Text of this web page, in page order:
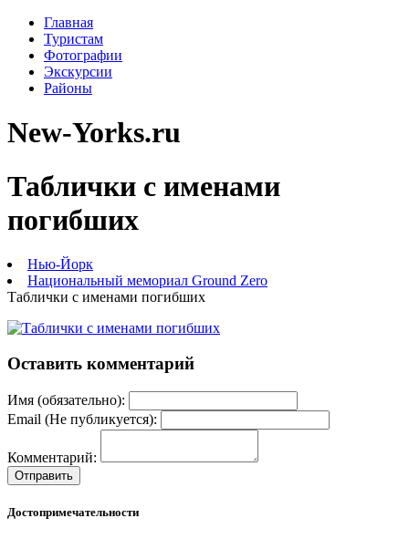
Главная
Туристам
Фотографии
Экскурсии
Районы
New-Yorks.ru
Таблички с именами
погибших
Нью-Йорк
Национальный мемориал Ground Zero
Таблички с именами погибших
Оставить комментарий
Имя (обязательно):
Email (Не публикуется):
Комментарий:
Отправить
Достопримечательности